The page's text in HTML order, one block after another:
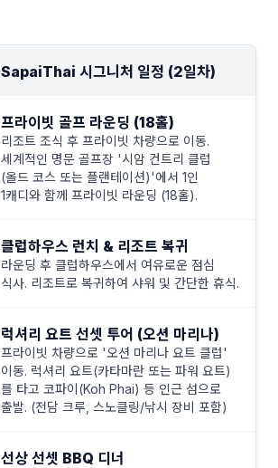
SapaiThai 시그니처 일정 (2일차)
프라이빗 골프 라운딩 (18홀)
리조트 조식 후 프라이빗 차량으로 이동.
세계적인 명문 골프장 '시암 컨트리 클럽
(올드 코스 또는 플랜테이션)'에서 1인
1캐디와 함께 프라이빗 라운딩 (18홀).
클럽하우스 런치 & 리조트 복귀
라운딩 후 클럽하우스에서 여유로운 점심
식사. 리조트로 복귀하여 샤워 및 간단한 휴식.
럭셔리 요트 선셋 투어 (오션 마리나)
프라이빗 차량으로 '오션 마리나 요트 클럽'
이동. 럭셔리 요트(카타마란 또는 파워 요트)
를 타고 코파이(Koh Phai) 등 인근 섬으로
출발. (전담 크루, 스노클링/낚시 장비 포함)
선상 선셋 BBQ 디너